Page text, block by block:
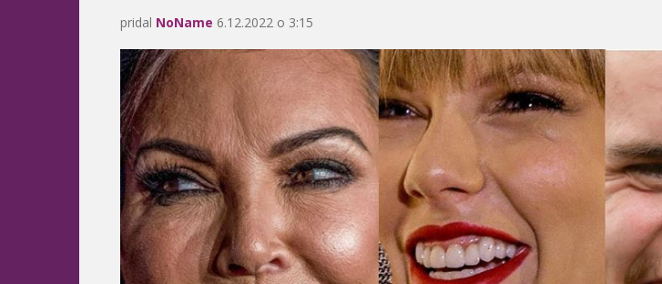
pridal NoName 6.12.2022 o 3:15